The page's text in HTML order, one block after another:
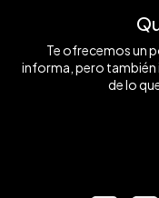
Te ofrecemos un
informa, pero también
de lo